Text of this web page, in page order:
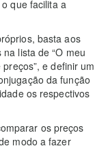
que facilita a
basta aos
lista de “O meu
e definir um
da função
os respectivos
os preços
modo a fazer